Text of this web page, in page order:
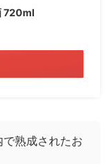
720ml
熟成されたお